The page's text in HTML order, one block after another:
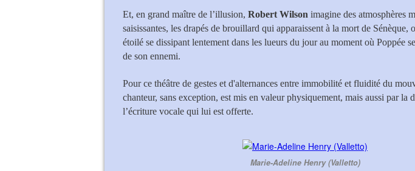
Et, en grand maître de l’illusion, Robert Wilson imagine des atmosphères
saisissantes, les drapés de brouillard qui apparaissent à la mort de Sénèque,
étoilé se dissipant lentement dans les lueurs du jour au moment où Poppée
de son ennemi.
Pour ce théâtre de gestes et d'alternances entre immobilité et fluidité du
chanteur, sans exception, est mis en valeur physiquement, mais aussi par la
l’écriture vocale qui lui est offerte.
Marie-Adeline Henry (Valletto)